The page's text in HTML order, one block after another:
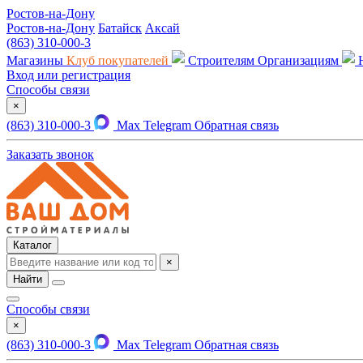
Ростов-на-Дону
Ростов-на-Дону Батайск Аксай
(863) 310-000-3
Магазины Клуб покупателей Строителям Организациям
Вход или регистрация
Способы связи
×
(863) 310-000-3 Max Telegram Обратная связь
Заказать звонок
Каталог
×
Найти
Способы связи
×
(863) 310-000-3 Max Telegram Обратная связь